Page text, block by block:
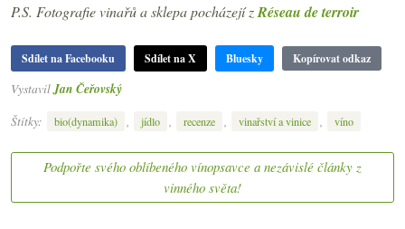
P.S. Fotografie vinařů a sklepa pocházejí zRéseau de terroir
Sdílet na Facebooku Sdílet na X Bluesky Kopírovat odkaz
Vystavil Jan Čeřovský
Štítky:
bio(dynamika) , jídlo , recenze , vinařství a vinice , víno
Podpořte svého oblíbeného vínopsavce a nezávislé články z
vinného světa!